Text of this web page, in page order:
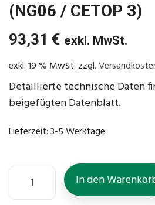
(NG06 / CETOP 3)
93,31 € exkl. MwSt.
exkl. 19 % MwSt. zzgl.
Detaillierte technische Daten
beigefügten Datenblatt.
Lieferzeit:3-5 Werktage
In den